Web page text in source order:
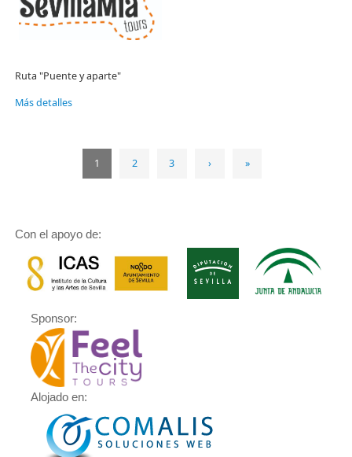
Ruta "Puente y aparte"
Más detalles
1 2 3 › »
Con el apoyo de:
Sponsor:
Alojado en: